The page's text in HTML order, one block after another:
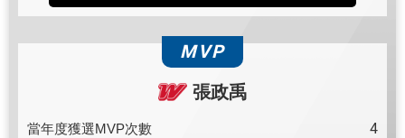
MVP
張政禹
當年度獲選MVP次數 4